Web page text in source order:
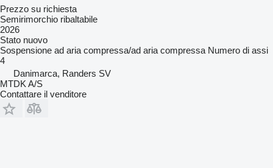
Prezzo su richiesta
Semirimorchio ribaltabile
2026
Stato nuovo
Sospensione ad aria compressa/ad aria compressa Numero di assi
4
Danimarca, Randers SV
MTDK A/S
Contattare il venditore